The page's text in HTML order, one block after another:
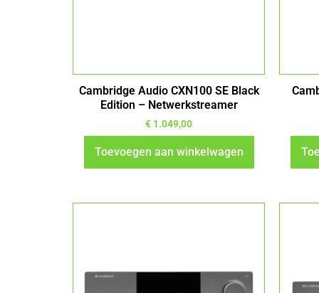
Cambridge Audio CXN100 SE Black
Edition – Netwerkstreamer
€ 1.049,00
Toevoegen aan winkelwagen